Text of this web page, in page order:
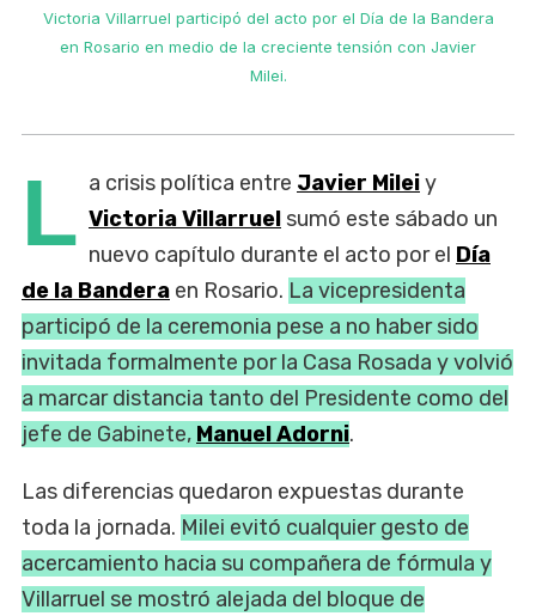
Victoria Villarruel participó del acto por el Día de la Bandera
en Rosario en medio de la creciente tensión con Javier
Milei.
L a crisis política entre Javier Mileiy
Victoria Villarruel sumó este sábado un
nuevo capítulo durante el acto por el Día
de la Bandera en Rosario. La vicepresidenta
participó de la ceremonia pese a no haber sido
invitada formalmente por la Casa Rosada y volvió
a marcar distancia tanto del Presidente como del
jefe de Gabinete, Manuel Adorni.
Las diferencias quedaron expuestas durante
toda la jornada. Milei evitó cualquier gesto de
acercamiento hacia su compañera de fórmula y
Villarruel se mostró alejada del bloque de